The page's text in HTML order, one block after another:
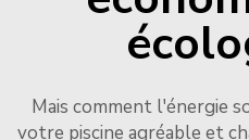
Mais comment l'énergie
votre piscine agréable et